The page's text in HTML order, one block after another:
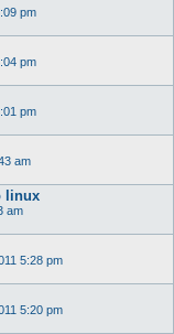
pm
pm
pm
am
linux
am
5:28 pm
5:20 pm